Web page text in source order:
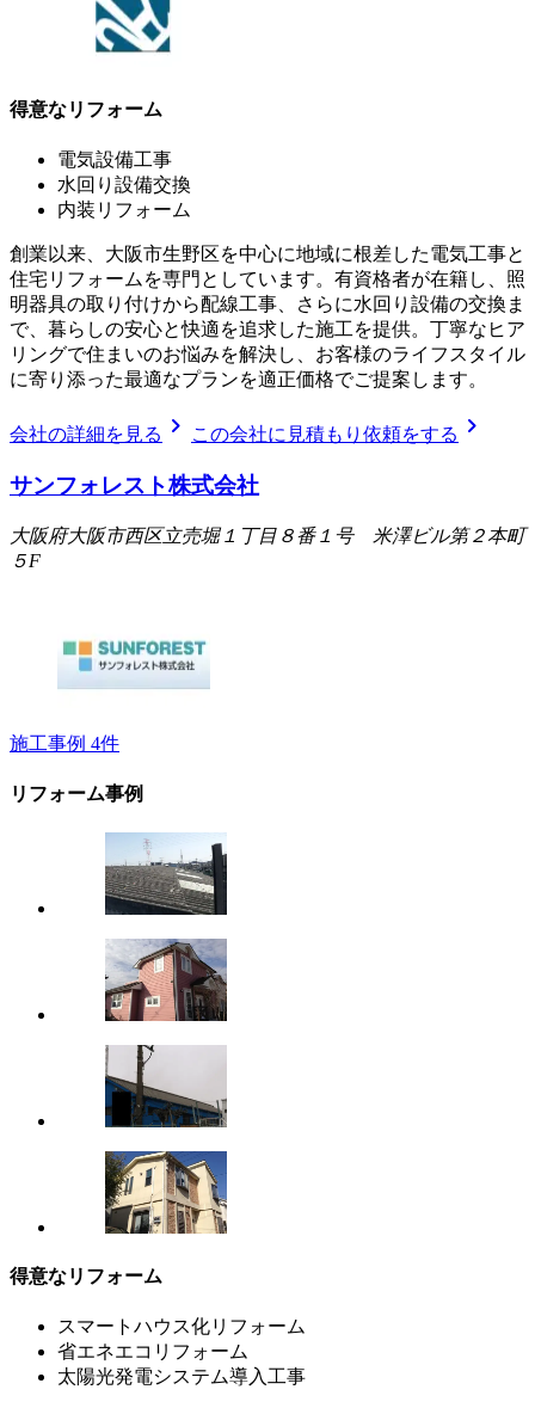
得意なリフォーム
電気設備工事
水回り設備交換
内装リフォーム
創業以来、大阪市生野区を中心に地域に根差した電気工事と
住宅リフォームを専門としています。有資格者が在籍し、照
明器具の取り付けから配線工事、さらに水回り設備の交換ま
で、暮らしの安心と快適を追求した施工を提供。丁寧なヒア
リングで住まいのお悩みを解決し、お客様のライフスタイル
に寄り添った最適なプランを適正価格でご提案します。
会社の詳細を見る chevron_right この会社に見積もり依頼をする chevron_right
サンフォレスト株式会社
大阪府大阪市西区立売堀１丁目８番１号 米澤ビル第２本町
５F
施工事例 4件
リフォーム事例
得意なリフォーム
スマートハウス化リフォーム
省エネエコリフォーム
太陽光発電システム導入工事